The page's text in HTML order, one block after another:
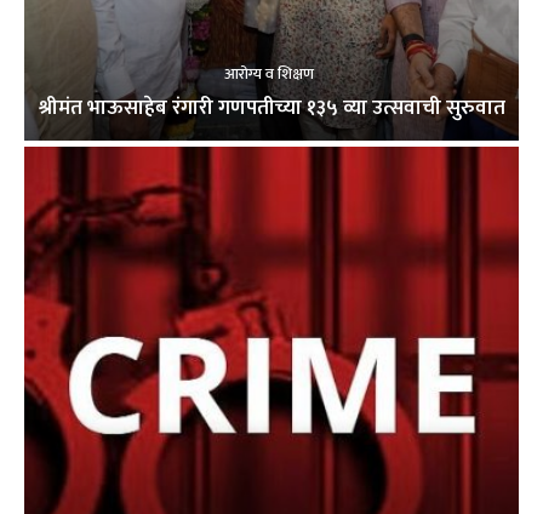
आरोग्य व शिक्षण
श्रीमंत भाऊसाहेब रंगारी गणपतीच्या १३५ व्या उत्सवाची सुरुवात